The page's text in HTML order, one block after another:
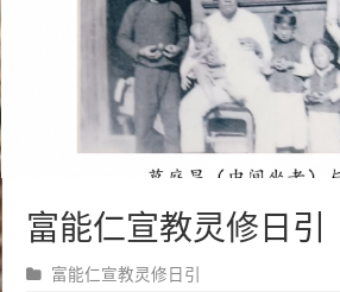
富能仁宣教灵修日引
富能仁宣教灵修日引